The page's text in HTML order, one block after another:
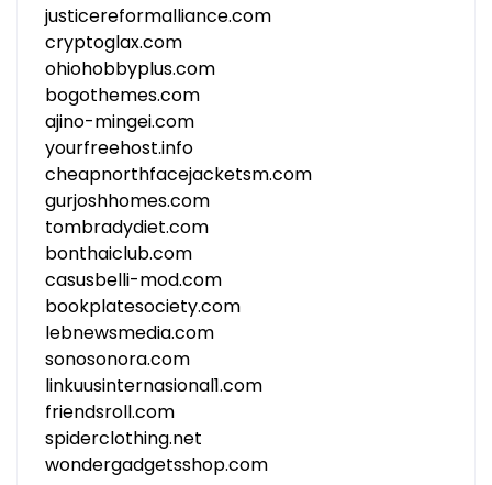
justicereformalliance.com
cryptoglax.com
ohiohobbyplus.com
bogothemes.com
ajino-mingei.com
yourfreehost.info
cheapnorthfacejacketsm.com
gurjoshhomes.com
tombradydiet.com
bonthaiclub.com
casusbelli-mod.com
bookplatesociety.com
lebnewsmedia.com
sonosonora.com
linkuusinternasional1.com
friendsroll.com
spiderclothing.net
wondergadgetsshop.com